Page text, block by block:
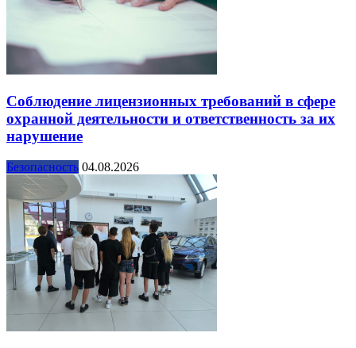
Соблюдение лицензионных требований в сфере
охранной деятельности и ответственность за их
нарушение
Безопасность 04.08.2026